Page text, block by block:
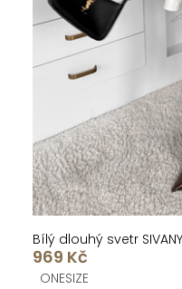
Bílý dlouhý svetr
969 Kč
ONESIZE